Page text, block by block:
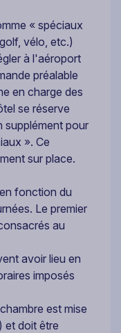
« spéciaux
vélo, etc.)
à l'aéroport
préalable
en charge des
se réserve
supplément pour
». Ce
sur place.
fonction du
Le premier
au
avoir lieu en
imposés
est mise
et doit être